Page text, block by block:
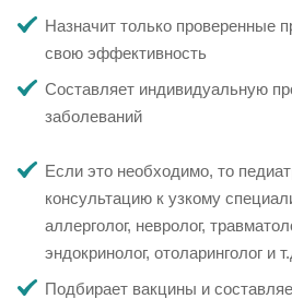
Назначит только проверенные
свою эффективность
Составляет индивидуальную
заболеваний
Если это необходимо, то
консультацию к узкому
аллерголог, невролог,
эндокринолог, отоларинголог и
Подбирает вакцины и